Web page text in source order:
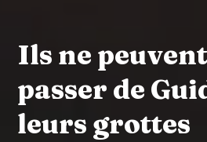
Ils ne
passer de
leurs grottes